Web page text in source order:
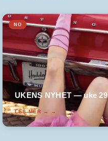
NO
UKENS NYHET — uke 29
LES MER → →